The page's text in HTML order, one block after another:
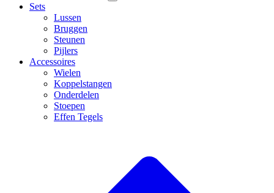
Sets
Lussen
Bruggen
Steunen
Pijlers
Accessoires
Wielen
Koppelstangen
Onderdelen
Stoepen
Effen Tegels